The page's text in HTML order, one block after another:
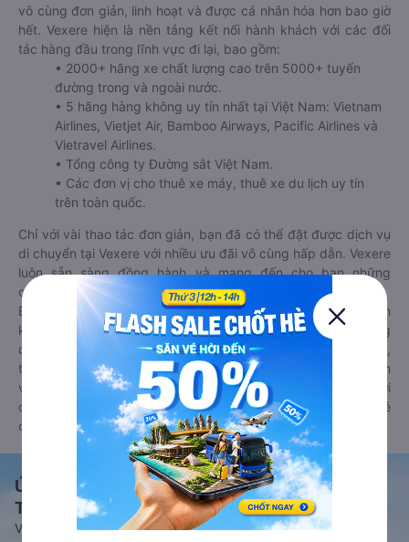
vô cùng đơn giản, linh hoạt và được cá nhân hóa hơn bao giờ
hết. Vexere hiện là nền tảng kết nối hành khách với các đối
tác hàng đầu trong lĩnh vực đi lại, bao gồm:
• 2000+ hãng xe chất lượng cao trên 5000+ tuyến
đường trong và ngoài nước.
• 5 hãng hàng không uy tín nhất tại Việt Nam: Vietnam
Airlines, Vietjet Air, Bamboo Airways, Pacific Airlines và
Vietravel Airlines.
• Tổng công ty Đường sắt Việt Nam.
• Các đơn vị cho thuê xe máy, thuê xe du lịch uy tín
trên toàn quốc.
Chỉ với vài thao tác đơn giản, bạn đã có thể đặt được dịch vụ
di chuyển tại Vexere với nhiều ưu đãi vô cùng hấp dẫn. Vexere
luôn sẵn sàng đồng hành và mang đến cho bạn những
chuyến đi thoải mái, an toàn và trọn vẹn nhất.
Bên cạnh đó, bạn có thể tham khảo thêm các phương tiện
khác tại
Goyolo.com cho chuyến đi sắp tới. Goyolo là nền tảng
đặt vé cho phép người dùng so sánh giá cả, giờ khởi hành,
thời gian di chuyển của nhiều phương tiện máy bay, xe khách
và tàu hoả. Hệ thống của Goyolo được liên kết trực tiếp với
các hãng máy bay, xe khách và tàu hoả, luôn đảm bảo có vé
cho bạn di chuyển.
Ứng dụng đặt vé Xe khách, Máy bay,
Tàu hoả và Thuê xe
Vexere - ứng dụng đặt vé đa phương tiện với hơn 3000+ nhà